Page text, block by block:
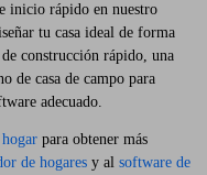
inicio rápido en nuestro
tu casa ideal de forma
construcción rápido, una
de casa de campo para
adecuado.
para obtener más
de hogares y al software de